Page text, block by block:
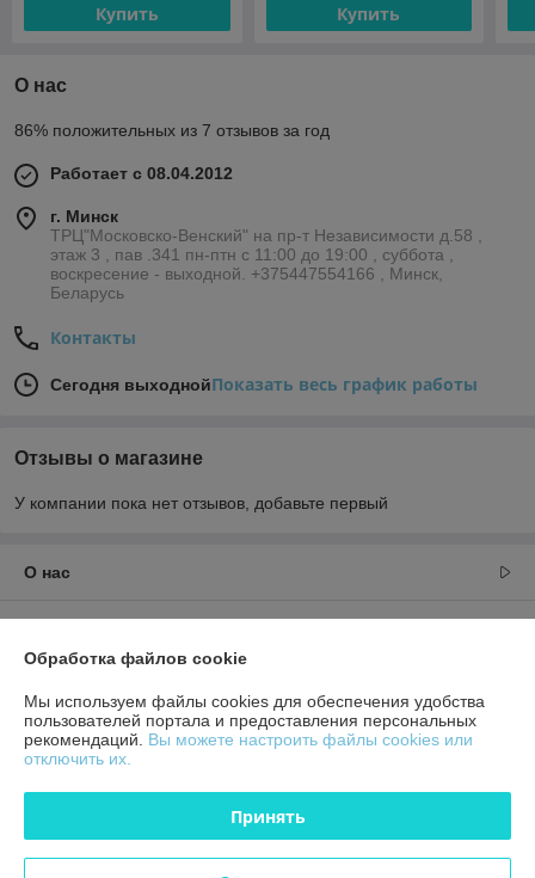
Купить Купить
О нас
86% положительных из 7 отзывов за год
Работает с 08.04.2012
г. Минск
ТРЦ"Московско-Венский" на пр-т Независимости д.58 ,
этаж 3 , пав .341 пн-птн с 11:00 до 19:00 , суббота ,
воскресение - выходной. +375447554166 , Минск,
Беларусь
Контакты
Сегодня выходнойПоказать весь график работы
Отзывы о магазине
У компании пока нет отзывов, добавьте первый
О нас
График работы
Полная версия сайта
Политика обработки cookies
Обработка файлов cookie
Мы используем файлы cookies для обеспечения удобства
пользователей портала и предоставления персональных
рекомендаций. Вы можете настроить файлы cookies или
отключить их.
Принять